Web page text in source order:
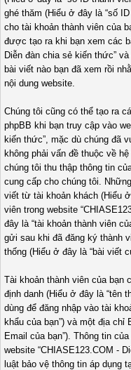
ghé thăm (Hiểu ở đây là “số
cho tài khoản thành viên của
được tạo ra khi bạn xem các
Diễn đàn chia sẻ kiến thức”
bài viết nào bạn đã xem rồi
nội dung website.
Chúng tôi cũng có thể tạo ra
phpBB khi bạn truy cập vào
kiến thức”, mặc dù chúng đã
không phải vấn đề thuộc về
chúng tôi thu thập thông tin
cung cấp cho chúng tôi.
viết từ tài khoản khách (Hiểu
viên trong website
đây là “tài khoản thành viên
gửi sau khi đã đăng ký thành
thống (Hiểu ở đây là “bài viết
Tài khoản thành viên của bạn
định danh (Hiểu ở đây là “tên
dùng để đăng nhập vào tài
khẩu của bạn”) và một địa
Email của bạn”). Thông tin
website “CHIASE123.COM -
luật bảo vệ thông tin áp dụng